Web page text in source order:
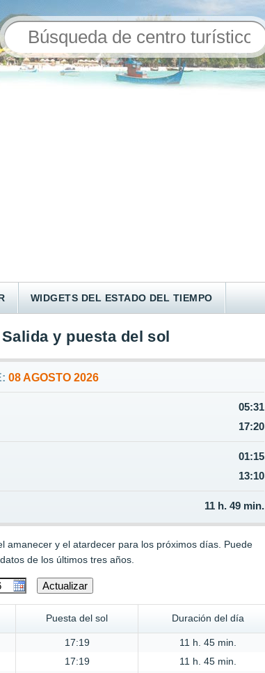
WIDGETS DEL ESTADO DEL TIEMPO
Salida y puesta del sol
08 AGOSTO 2026
05:31
17:20
01:15
13:10
11 h. 49 min.
amanecer y el atardecer para los próximos días. Puede
de los últimos tres años.
Puesta del sol Duración del día
17:19
11 h. 45 min.
17:19
11 h. 45 min.